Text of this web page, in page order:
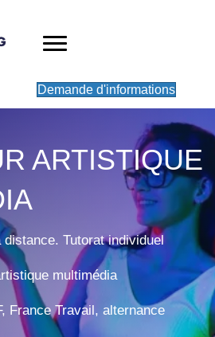
Demande d'informations
ARTISTIQUE
distance. Tutorat individuel
multimédia
France Travail, alternance